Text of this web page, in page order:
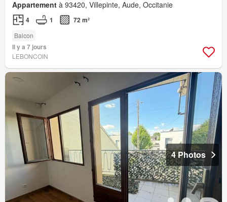
Appartement à 93420, Villepinte, Aude, Occitanie
4 1 72 m²
Balcon
Il y a 7 jours
LEBONCOIN
4 Photos